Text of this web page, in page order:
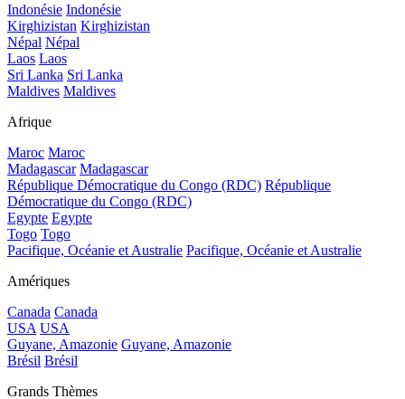
Indonésie Indonésie
Kirghizistan Kirghizistan
Népal Népal
Laos Laos
Sri Lanka Sri Lanka
Maldives Maldives
Afrique
Maroc Maroc
Madagascar Madagascar
République Démocratique du Congo (RDC) République
Démocratique du Congo (RDC)
Egypte Egypte
Togo Togo
Pacifique, Océanie et Australie Pacifique, Océanie et Australie
Amériques
Canada Canada
USA USA
Guyane, Amazonie Guyane, Amazonie
Brésil Brésil
Grands Thèmes